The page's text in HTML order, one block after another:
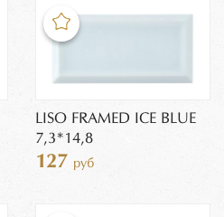
LISO FRAMED ICE BLUE
7,3*14,8
127 руб